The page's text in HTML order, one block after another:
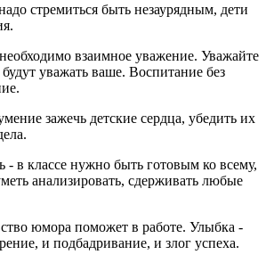
стремиться быть незаурядным, дети
взаимное уважение. Уважайте
уважать ваше. Воспитание без
зажечь детские сердца, убедить их
- в классе нужно быть готовым ко всему,
анализировать, сдерживать любые
юмора поможет в работе. Улыбка -
и подбадривание, и злог успеха.